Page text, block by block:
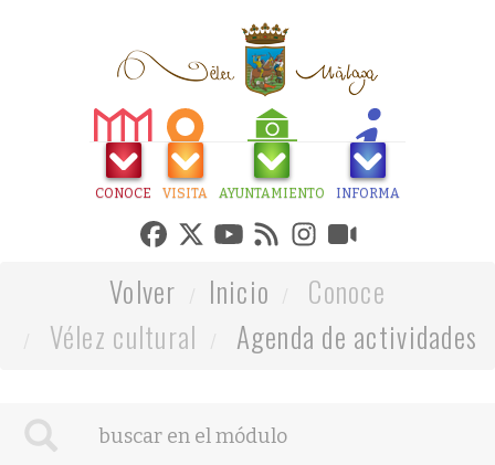
CONOCE VISITA AYUNTAMIENTO INFORMA
Volver Inicio
Conoce
Vélez cultural
Agenda de actividades